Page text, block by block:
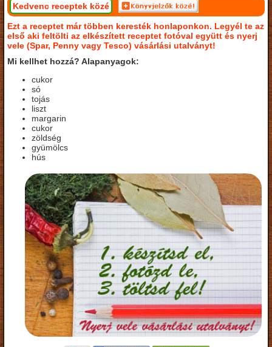
Kedvenc receptek közé
Ezt a receptet már többen keresték honlaponkon. Legyél te az
első aki feltölti az elkészített receptet fotóval együtt és nyerj
vele (Spar, Penny vagy Tesco) vásárlási utalványt!
Mi kellhet hozzá? Alapanyagok:
cukor
só
tojás
liszt
margarin
cukor
zöldség
gyümölcs
hús